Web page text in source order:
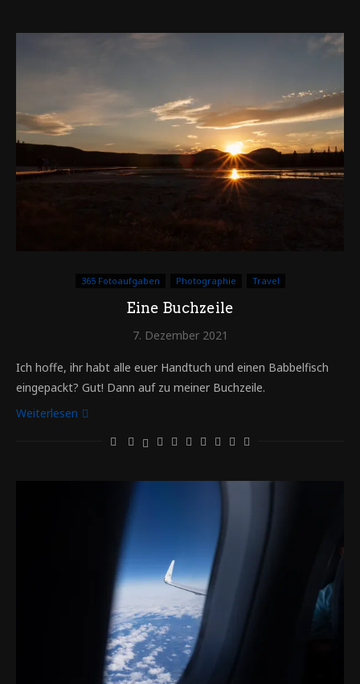
365 Fotoaufgaben Photographie Travel
Eine Buchzeile
7. Dezember 2021
Ich hoffe, ihr habt alle euer Handtuch und einen Babbelfisch
eingepackt? Gut! Dann auf zu meiner Buchzeile.
Weiterlesen